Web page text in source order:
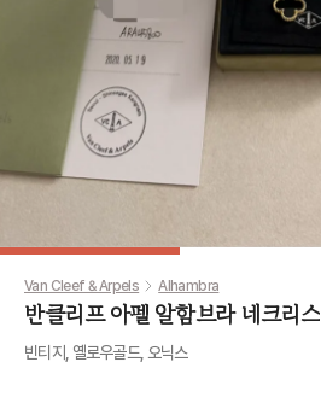
Van Cleef & Arpels Alhambra
반클리프 아펠 알함브라 네크리스
빈티지, 옐로우골드, 오닉스